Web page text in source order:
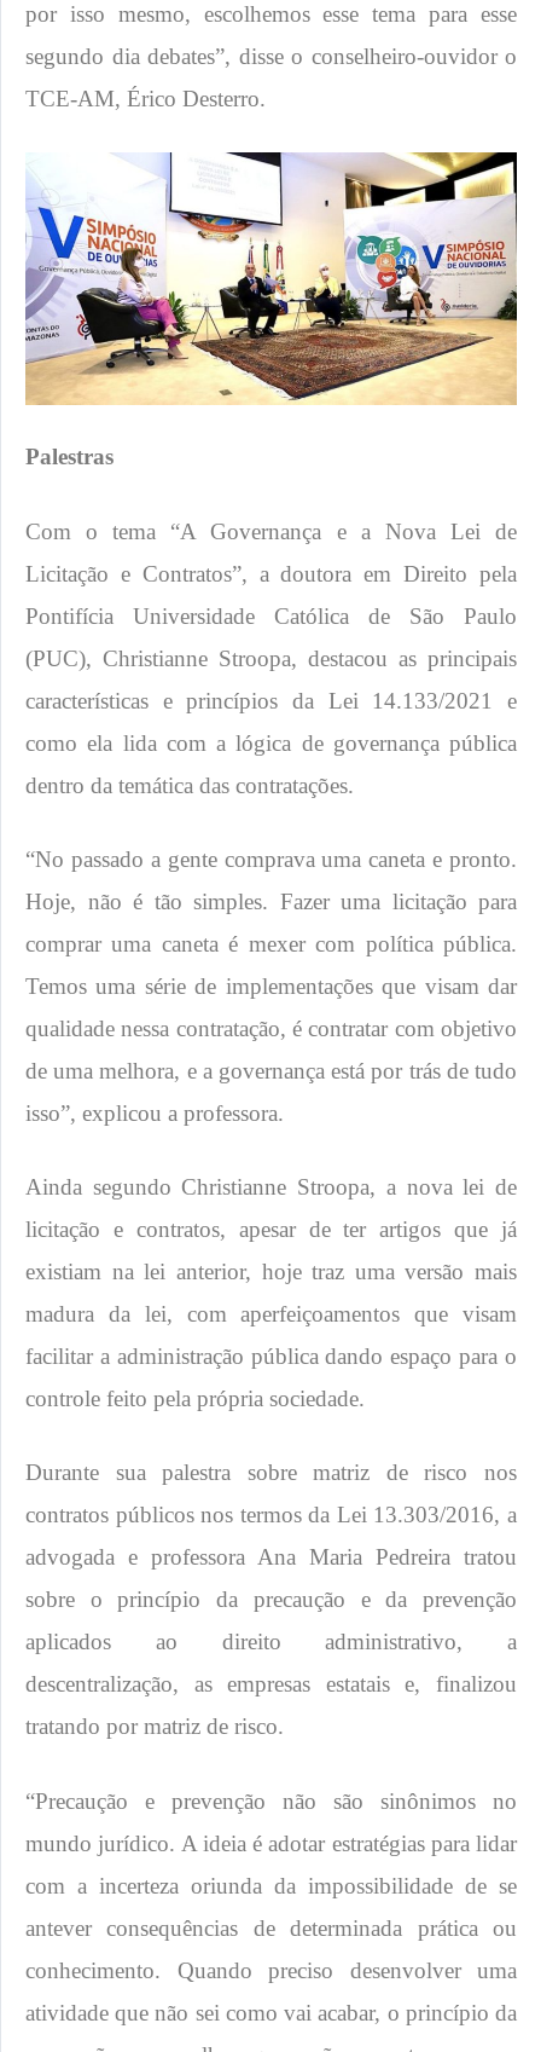
por isso mesmo, escolhemos esse tema para esse
segundo dia debates”, disse o conselheiro-ouvidor o
TCE-AM, Érico Desterro.
Palestras
Com o tema “A Governança e a Nova Lei de
Licitação e Contratos”, a doutora em Direito pela
Pontifícia Universidade Católica de São Paulo
(PUC), Christianne Stroopa, destacou as principais
características e princípios da Lei 14.133/2021 e
como ela lida com a lógica de governança pública
dentro da temática das contratações.
“No passado a gente comprava uma caneta e pronto.
Hoje, não é tão simples. Fazer uma licitação para
comprar uma caneta é mexer com política pública.
Temos uma série de implementações que visam dar
qualidade nessa contratação, é contratar com objetivo
de uma melhora, e a governança está por trás de tudo
isso”, explicou a professora.
Ainda segundo Christianne Stroopa, a nova lei de
licitação e contratos, apesar de ter artigos que já
existiam na lei anterior, hoje traz uma versão mais
madura da lei, com aperfeiçoamentos que visam
facilitar a administração pública dando espaço para o
controle feito pela própria sociedade.
Durante sua palestra sobre matriz de risco nos
contratos públicos nos termos da Lei 13.303/2016, a
advogada e professora Ana Maria Pedreira tratou
sobre o princípio da precaução e da prevenção
aplicados ao direito administrativo, a
descentralização, as empresas estatais e, finalizou
tratando por matriz de risco.
“Precaução e prevenção não são sinônimos no
mundo jurídico. A ideia é adotar estratégias para lidar
com a incerteza oriunda da impossibilidade de se
antever consequências de determinada prática ou
conhecimento. Quando preciso desenvolver uma
atividade que não sei como vai acabar, o princípio da